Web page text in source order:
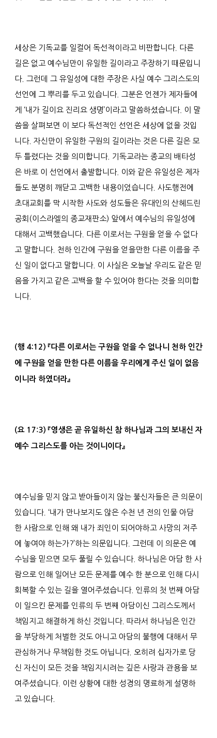
세상은 기독교를 일컬어 독선적이라고 비판합니다. 다른
길은 없고 예수님만이 유일한 길이라고 주장하기 때문입니
다. 그런데 그 유일성에 대한 주장은 사실 예수 그리스도의
선언에 그 뿌리를 두고 있습니다. 그분은 언젠가 제자들에
게 ‘내가 길이요 진리요 생명’이라고 말씀하셨습니다. 이 말
씀을 살펴보면 이 보다 독선적인 선언은 세상에 없을 것입
니다. 자신만이 유일한 구원의 길이라는 것은 다른 길은 모
두 틀렸다는 것을 의미합니다. 기독교라는 종교의 배타성
은 바로 이 선언에서 출발합니다. 이와 같은 유일성은 제자
들도 분명히 깨닫고 고백한 내용이었습니다. 사도행전에
초대교회를 막 시작한 사도와 성도들은 유대인의 산헤드린
공회(이스라엘의 종교재판소) 앞에서 예수님의 유일성에
대해서 고백했습니다. 다른 이로서는 구원을 얻을 수 없다
고 말합니다. 천하 인간에 구원을 얻을만한 다른 이름을 주
신 일이 없다고 말합니다. 이 사실은 오늘날 우리도 같은 믿
음을 가지고 같은 고백을 할 수 있어야 한다는 것을 의미합
니다.
(행 4:12) 『다른 이로서는 구원 을 얻을 수 없나니 천하 인간
에 구원을 얻을 만한 다른 이름을 우리에게 주신 일이 없음
이니라 하였더라』
(요 17:3) 『영생은 곧 유일하신 참 하나님과 그의 보내신 자
예수 그리스도를 아는 것이니이다』
예수님을 믿지 않고 받아들이지 않는 불신자들은 큰 의문이
있습니다. ‘내가 만나보지도 않은 수천 년 전의 인물 아담
한 사람으로 인해 왜 내가 죄인이 되어야하고 사망의 저주
에 놓여야 하는가?’하는 의문입니다. 그런데 이 의문은 예
수님을 믿으면 모두 풀릴 수 있습니다. 하나님은 아담 한 사
람으로 인해 일어난 모든 문제를 예수 한 분으로 인해 다시
회복할 수 있는 길을 열어주셨습니다. 인류의 첫 번째 아담
이 일으킨 문제를 인류의 두 번째 아담이신 그리스도께서
책임지고 해결하게 하신 것입니다. 따라서 하나님은 인간
을 부당하게 처벌한 것도 아니고 아담의 불행에 대해서 무
관심하거나 무책임한 것도 아닙니다. 오히려 십자가로 당
신 자신이 모든 것을 책임지시려는 깊은 사랑과 관용을 보
여주셨습니다. 이런 상황에 대한 성경의 명료하게 설명하
고 있습니다.